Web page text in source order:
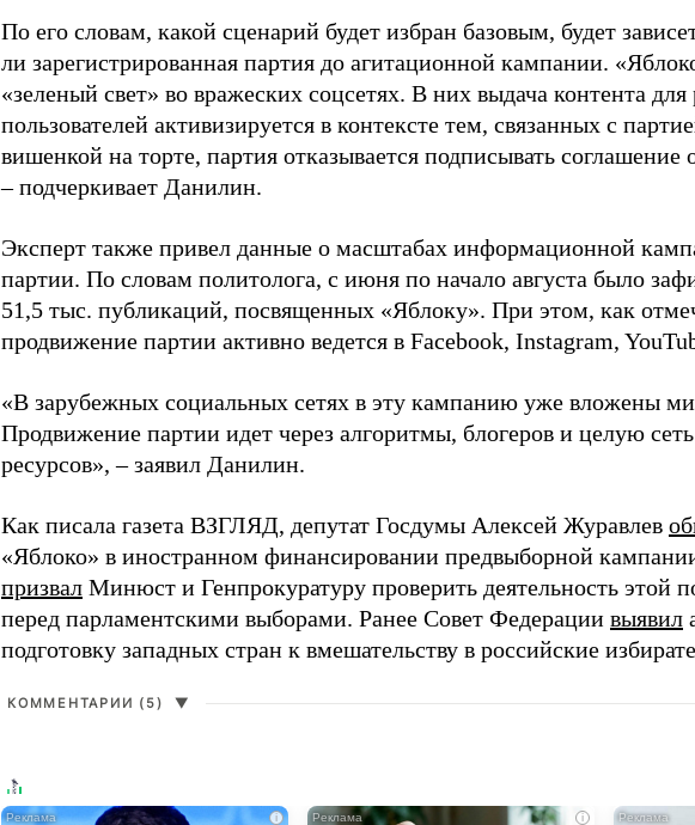
По его словам, какой сценарий будет избран базовым, будет
ли зарегистрированная партия до агитационной кампании.
«зеленый свет» во вражеских соцсетях. В них выдача контента
пользователей активизируется в контексте тем, связанных с
вишенкой на торте, партия отказывается подписывать соглашение
– подчеркивает Данилин.
Эксперт также привел данные о масштабах информационной
партии. По словам политолога, с июня по начало августа было
51,5 тыс. публикаций, посвященных «Яблоку». При этом, как
продвижение партии активно ведется в Facebook, Instagram,
«В зарубежных социальных сетях в эту кампанию уже вложены
Продвижение партии идет через алгоритмы, блогеров и целую
ресурсов», – заявил Данилин.
Как писала газета ВЗГЛЯД, депутат Госдумы Алексей Журавлев
«Яблоко» в иностранном финансировании предвыборной
призвал Минюст и Генпрокуратуру проверить деятельность этой
перед парламентскими выборами. Ранее Совет Федерации выявил
подготовку западных стран к вмешательству в российские
КОММЕНТАРИИ (5) ▼
i i